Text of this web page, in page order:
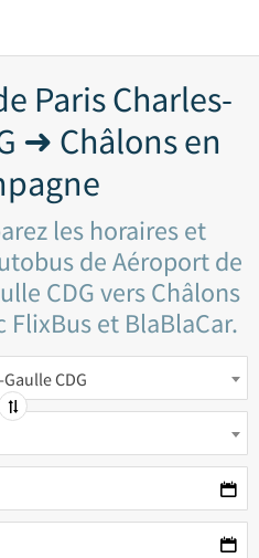
Paris Charles-
➜ Châlons en
les horaires et
de Aéroport de
CDG vers Châlons
et BlaBlaCar.
CDG